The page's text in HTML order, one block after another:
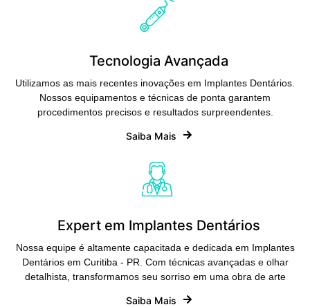
Tecnologia Avançada
Utilizamos as mais recentes inovações em Implantes Dentários.
Nossos equipamentos e técnicas de ponta garantem
procedimentos precisos e resultados surpreendentes.
Saiba Mais
Expert em Implantes Dentários
Nossa equipe é altamente capacitada e dedicada em Implantes
Dentários em Curitiba - PR. Com técnicas avançadas e olhar
detalhista, transformamos seu sorriso em uma obra de arte
Saiba Mais